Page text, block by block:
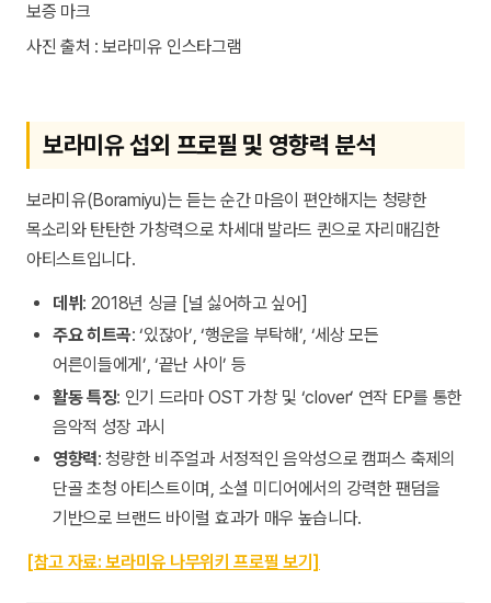
사진 출처 : 보라미유 인스타그램
보라미유 섭외 프로필 및 영향력 분석
보라미유(Boramiyu)는 듣는 순간 마음이 편안해지는 청량한
목소리와 탄탄한 가창력으로 차세대 발라드 퀸으로 자리매김한
아티스트입니다.
데뷔: 2018년 싱글 [널 싫어하고 싶어]
주요 히트곡: ‘있잖아’, ‘행운을 부탁해’, ‘세상 모든
어른이들에게’, ‘끝난 사이’ 등
활동 특징: 인기 드라마 OST 가창 및 ‘clover’ 연작 EP를 통한
음악적 성장 과시
영향력: 청량한 비주얼과 서정적인 음악성으로 캠퍼스 축제의
단골 초청 아티스트이며, 소셜 미디어에서의 강력한 팬덤을
기반으로 브랜드 바이럴 효과가 매우 높습니다.
[참고 자료: 보라미유 나무위키 프로필 보기]